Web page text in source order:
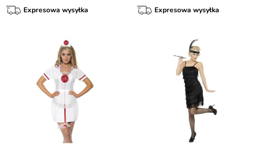
Expresowa wysyłka Expresowa wysyłka